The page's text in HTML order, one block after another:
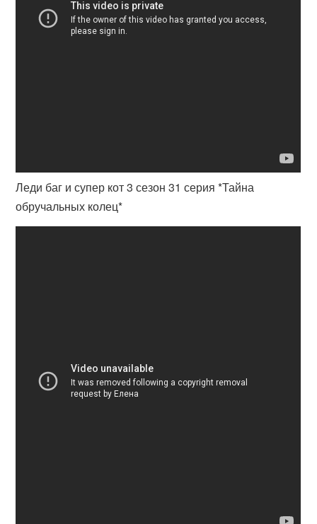
Леди баг и супер кот 3 сезон 31 серия *Тайна
обручальных колец*